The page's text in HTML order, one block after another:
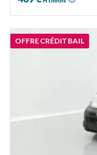
OFFRE CRÉDIT BAIL